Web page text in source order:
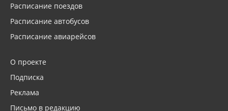
Расписание поездов
Расписание автобусов
Расписание авиарейсов
О проекте
Подписка
Реклама
Письмо в редакцию